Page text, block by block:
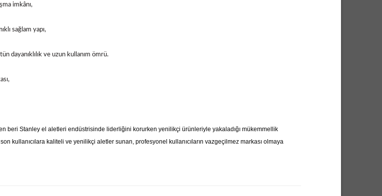
imkânı,
sağlam yapı,
dayanıklılık ve uzun kullanım ömrü.
beri Stanley el aletleri endüstrisinde liderliğini korurken yenilikçi ürünleriyle yakaladığı mükemmellik
kullanıcılara kaliteli ve yenilikçi aletler sunan, profesyonel kullanıcıların vazgeçilmez markası olmaya